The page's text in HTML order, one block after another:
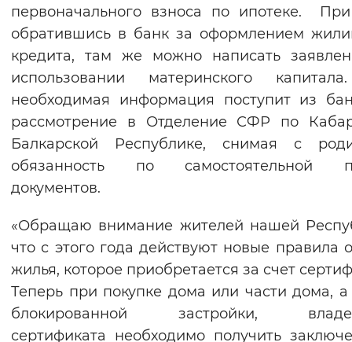
первоначального взноса по ипотеке.
обратившись в банк за оформлением
кредита, там же можно написать
использовании материнского
необходимая информация поступит из
рассмотрение в Отделение СФР по
Балкарской Республике, снимая с
обязанность по самостоятельной
документов.
«Обращаю внимание жителей нашей
что с этого года действуют новые правила
жилья, которое приобретается за счет
Теперь при покупке дома или части дома, а
блокированной застройки,
сертификата необходимо получить